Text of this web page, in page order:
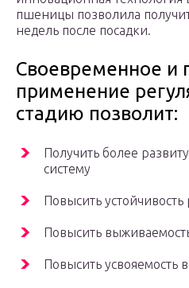
пшеницы позволила
недель после посадки.
Своевременное и
применение
стадию позволит:
Получить более
систему
Повысить устойчивость
Повысить
Повысить усвояемость